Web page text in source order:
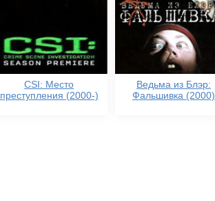
CSI: Место
преступления (2000-)
Ведьма из Блэр:
Фальшивка (2000)